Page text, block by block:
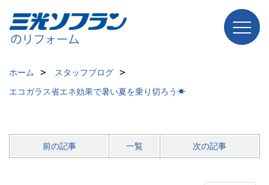
ホーム
スタッフブログ
エコガラス省エネ効果で暑い夏を乗り切ろう☀
前の記事 一覧 次の記事